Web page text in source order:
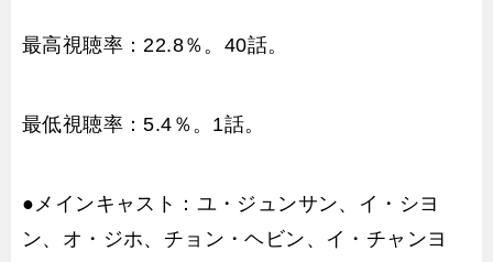
最高視聴率：22.8％。40話。
最低視聴率：5.4％。1話。
●メインキャスト：ユ・ジュンサン、イ・シヨ
ン、オ・ジホ、チョン・ヘビン、イ・チャンヨ